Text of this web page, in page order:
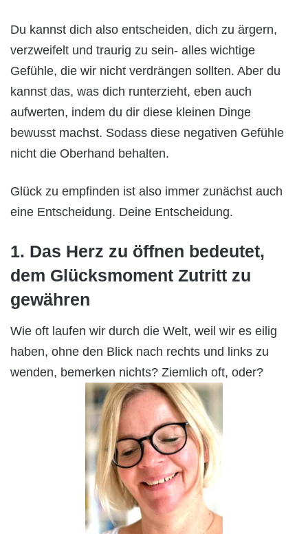
Du kannst dich also entscheiden, dich zu ärgern,
verzweifelt und traurig zu sein- alles wichtige
Gefühle, die wir nicht verdrängen sollten. Aber du
kannst das, was dich runterzieht, eben auch
aufwerten, indem du dir diese kleinen Dinge
bewusst machst. Sodass diese negativen Gefühle
nicht die Oberhand behalten.
Glück zu empfinden ist also immer zunächst auch
eine Entscheidung. Deine Entscheidung.
1. Das Herz zu öffnen bedeutet,
dem Glücksmoment Zutritt zu
gewähren
Wie oft laufen wir durch die Welt, weil wir es eilig
haben, ohne den Blick nach rechts und links zu
wenden, bemerken nichts? Ziemlich oft, oder?